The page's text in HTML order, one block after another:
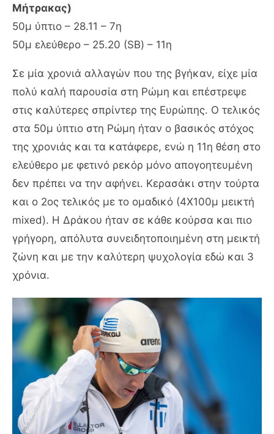
Μήτρακας)
50μ ύπτιο – 28.11 – 7η
50μ ελεύθερο – 25.20 (SB) – 11η
Σε μία χρονιά αλλαγών που της βγήκαν, είχε μία
πολύ καλή παρουσία στη Ρώμη και επέστρεψε
στις καλύτερες σπρίντερ της Ευρώπης. Ο τελικός
στα 50μ ύπτιο στη Ρώμη ήταν ο βασικός στόχος
της χρονιάς και τα κατάφερε, ενώ η 11η θέση στο
ελεύθερο με φετινό ρεκόρ μόνο απογοητευμένη
δεν πρέπει να την αφήνει. Κερασάκι στην τούρτα
και ο 2ος τελικός με το ομαδικό (4Χ100μ μεικτή
mixed). Η Δράκου ήταν σε κάθε κούρσα και πιο
γρήγορη, απόλυτα συνειδητοποιημένη στη μεικτή
ζώνη και με την καλύτερη ψυχολογία εδώ και 3
χρόνια.